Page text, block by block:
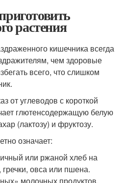
растения
кишечника всегда
чем здоровые
всего, что слишком
от углеводов с короткой
глютенсодержащую белую
(лактозу) и фруктозу.
означает:
или ржаной хлеб на
овса или пшена.